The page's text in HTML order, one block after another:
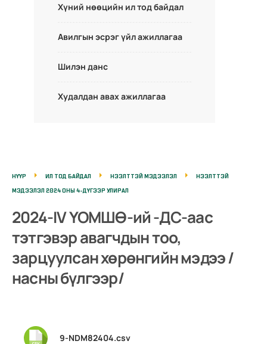
Хүний нөөцийн ил тод байдал
Авилгын эсрэг үйл ажиллагаа
Шилэн данс
Худалдан авах ажиллагаа
НҮҮР ИЛ ТОД БАЙДАЛ НЭЭЛТТЭЙ МЭДЭЭЛЭЛ
НЭЭЛТТЭЙ
МЭДЭЭЛЭЛ 2024 ОНЫ 4-ДҮГЭЭР УЛИРАЛ
2024-IV ҮОМШӨ-ий -ДС-аас
тэтгэвэр авагчдын тоо,
зарцуулсан хөрөнгийн мэдээ /
насны бүлгээр/
9-NDM82404.csv